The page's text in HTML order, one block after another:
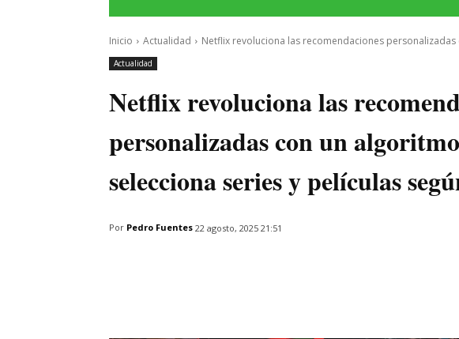
Inicio Actualidad Netflix revoluciona las recomendaciones
Actualidad
Netflix revoluciona las
personalizadas con un
selecciona series y películas
Por Pedro Fuentes 22 agosto, 2025 21:51